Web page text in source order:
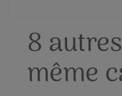
8
même